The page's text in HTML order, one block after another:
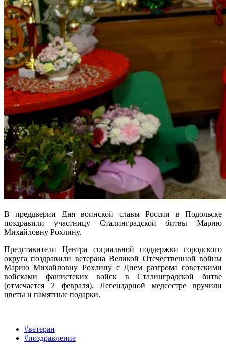
В преддверии Дня воинской славы России в Подольске
поздравили участницу Сталинградской битвы Марию
Михайловну Рохлину.
Представители Центра социальной поддержки городского
округа поздравили ветерана Великой Отечественной войны
Марию Михайловну Рохлину с Днем разгрома советскими
войсками фашистских войск в Сталинградской битве
(отмечается 2 февраля). Легендарной медсестре вручили
цветы и памятные подарки.
#ветеран
#поздравление